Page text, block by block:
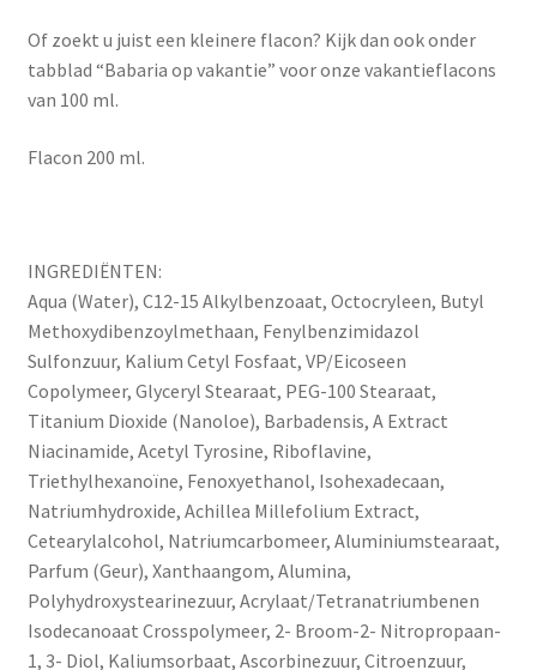
Of zoekt u juist een kleinere flacon? Kijk dan ook onder
tabblad “Babaria op vakantie” voor onze vakantieflacons
van 100 ml.
Flacon 200 ml.
INGREDIËNTEN:
Aqua (Water), C12-15 Alkylbenzoaat, Octocryleen, Butyl
Methoxydibenzoylmethaan, Fenylbenzimidazol
Sulfonzuur, Kalium Cetyl Fosfaat, VP/Eicoseen
Copolymeer, Glyceryl Stearaat, PEG-100 Stearaat,
Titanium Dioxide (Nanoloe), Barbadensis, A Extract
Niacinamide, Acetyl Tyrosine, Riboflavine,
Triethylhexanoïne, Fenoxyethanol, Isohexadecaan,
Natriumhydroxide, Achillea Millefolium Extract,
Cetearylalcohol, Natriumcarbomeer, Aluminiumstearaat,
Parfum (Geur), Xanthaangom, Alumina,
Polyhydroxystearinezuur, Acrylaat/Tetranatriumbenen
Isodecanoaat Crosspolymeer, 2- Broom-2- Nitropropaan-
1, 3- Diol, Kaliumsorbaat, Ascorbinezuur, Citroenzuur,